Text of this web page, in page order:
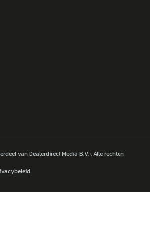
van Dealerdirect Media B.V.). Alle rechten